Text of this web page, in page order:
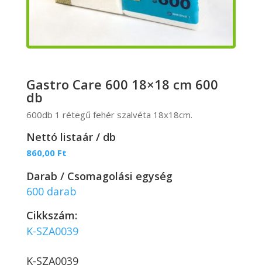
Gastro Care 600 18×18 cm 600
db
600db 1 rétegű fehér szalvéta 18x18cm.
Nettó listaár / db
860,00 Ft
Darab / Csomagolási egység
600 darab
Cikkszám:
K-SZA0039
K-SZA0039